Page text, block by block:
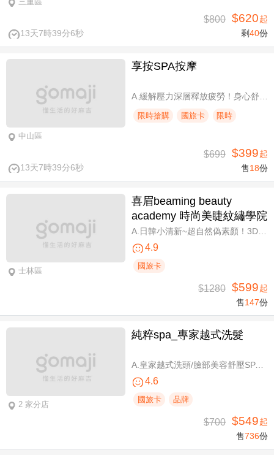
13天7時39分6秒
$800 $620起
剩40份
中山區
享按SPA按摩
A.緩解壓力深層釋放疲勞！身心舒壓SPA60分(純手技) / B.緩解壓力 × 放鬆身心 × 深層釋放疲勞！讓身體與情緒同步放鬆全程90分身心舒壓(純手技) / C.打造最適合自己的放鬆！自由搭配客製化四選三舒壓全程90分(手技90分) / D.忙碌也能快速充電！客製化四選一舒壓30分(手技30分)
限時搶購 國旅卡 限時
13天7時39分6秒
$699 $399起
售18份
士林區
喜眉beaming beauty
academy 時尚美睫紋繡學院
4.9
國旅卡
$1280 $599起
售147份
2 家分店
純粹spa_專家越式洗髮
A.皇家越式洗頭/臉部美容舒壓SPA/舒壓採耳SPA 三選一40分(手技40分) / B.越式經典足底深層保養+去足繭+精油按摩 / C.越式純粹經典套餐(臉部美容舒壓SPA/舒壓採耳SPA二選一)全程80分(手技80分) / D.越式皇家古法按摩|全身越式精油舒壓/越式古法指壓 任選全程60分(手技60分)
4.6
國旅卡 品牌
$700 $549起
售736份